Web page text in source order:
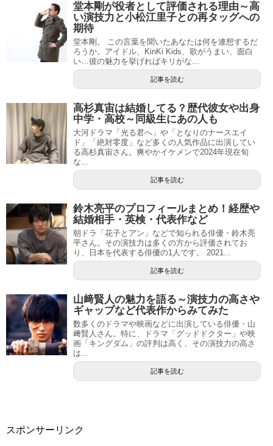
堂本剛が役者として評価される理由～高
い演技力と小松江里子との再タッグへの
期待
堂本剛。 この言葉を聞いたあなたは何を連想するだ
ろうか。アイドル、KinKi Kids、歌がうまい、面白
い…彼の魅力を挙げればキリがな...
記事を読む
高杉真宙は結婚してる？歴代彼女や出身
中学・高校～同級生にあの人も
大河ドラマ「光る君へ」や「となりのナースエイ
ド」「絶対零度」など多くの人気作品に出演してい
る高杉真宙さん。爽やかイケメンで2024年現在旬
な...
記事を読む
鈴木亮平のプロフィールまとめ！経歴や
結婚相手・英検・代表作など
朝ドラ「花子とアン」などで知られる俳優・鈴木亮
平さん。その演技力は多くの方から評価されてお
り、日本を代表する俳優の1人です。 2021...
記事を読む
山﨑賢人の魅力を語る～演技力の高さや
ギャップなど代表作からみてみた
数多くのドラマや映画などに出演している俳優・山
﨑賢人さん。特に、ドラマ「グッドドクター」や映
画「キングダム」の評判は高く、その演技力の高さ
は...
記事を読む
スポンサーリンク